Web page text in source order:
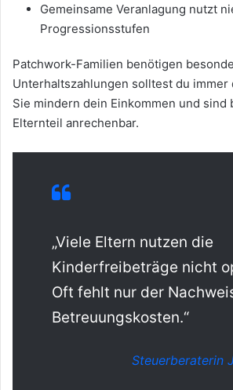
Gemeinsame Veranlagung nutzt
Progressionsstufen
Patchwork-Familien benötigen
Unterhaltszahlungen solltest du immer
Sie mindern dein Einkommen und sind
Elternteil anrechenbar.
„Viele Eltern nutzen die
Kinderfreibeträge nicht
Oft fehlt nur der
Betreuungskosten.“
Steuerberaterin